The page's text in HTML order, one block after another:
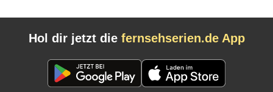
Hol dir jetzt die fernsehserien.de App